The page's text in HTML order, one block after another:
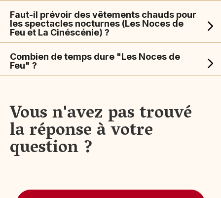
Faut-il prévoir des vêtements chauds pour
les spectacles nocturnes (Les Noces de
Feu et La Cinéscénie) ?
Combien de temps dure "Les Noces de
Feu" ?
Vous n'avez pas trouvé
la réponse à votre
question ?